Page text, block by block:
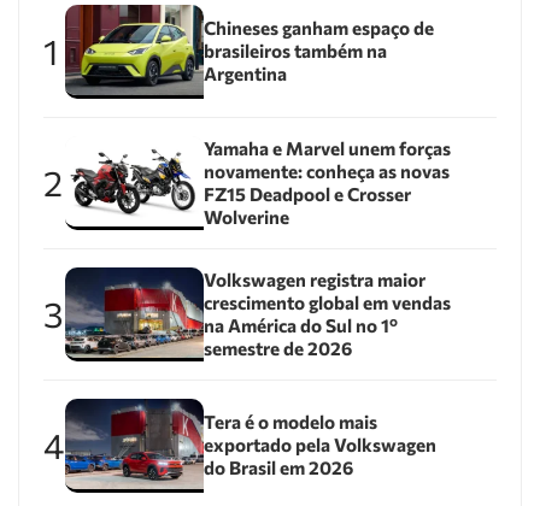
1
Chineses ganham espaço de
brasileiros também na
Argentina
2
Yamaha e Marvel unem forças
novamente: conheça as novas
FZ15 Deadpool e Crosser
Wolverine
3
Volkswagen registra maior
crescimento global em vendas
na América do Sul no 1º
semestre de 2026
4
Tera é o modelo mais
exportado pela Volkswagen
do Brasil em 2026